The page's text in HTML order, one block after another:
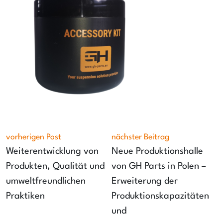
vorherigen Post
Weiterentwicklung von
Produkten, Qualität und
umweltfreundlichen
Praktiken
nächster Beitrag
Neue Produktionshalle
von GH Parts in Polen –
Erweiterung der
Produktionskapazitäten
und